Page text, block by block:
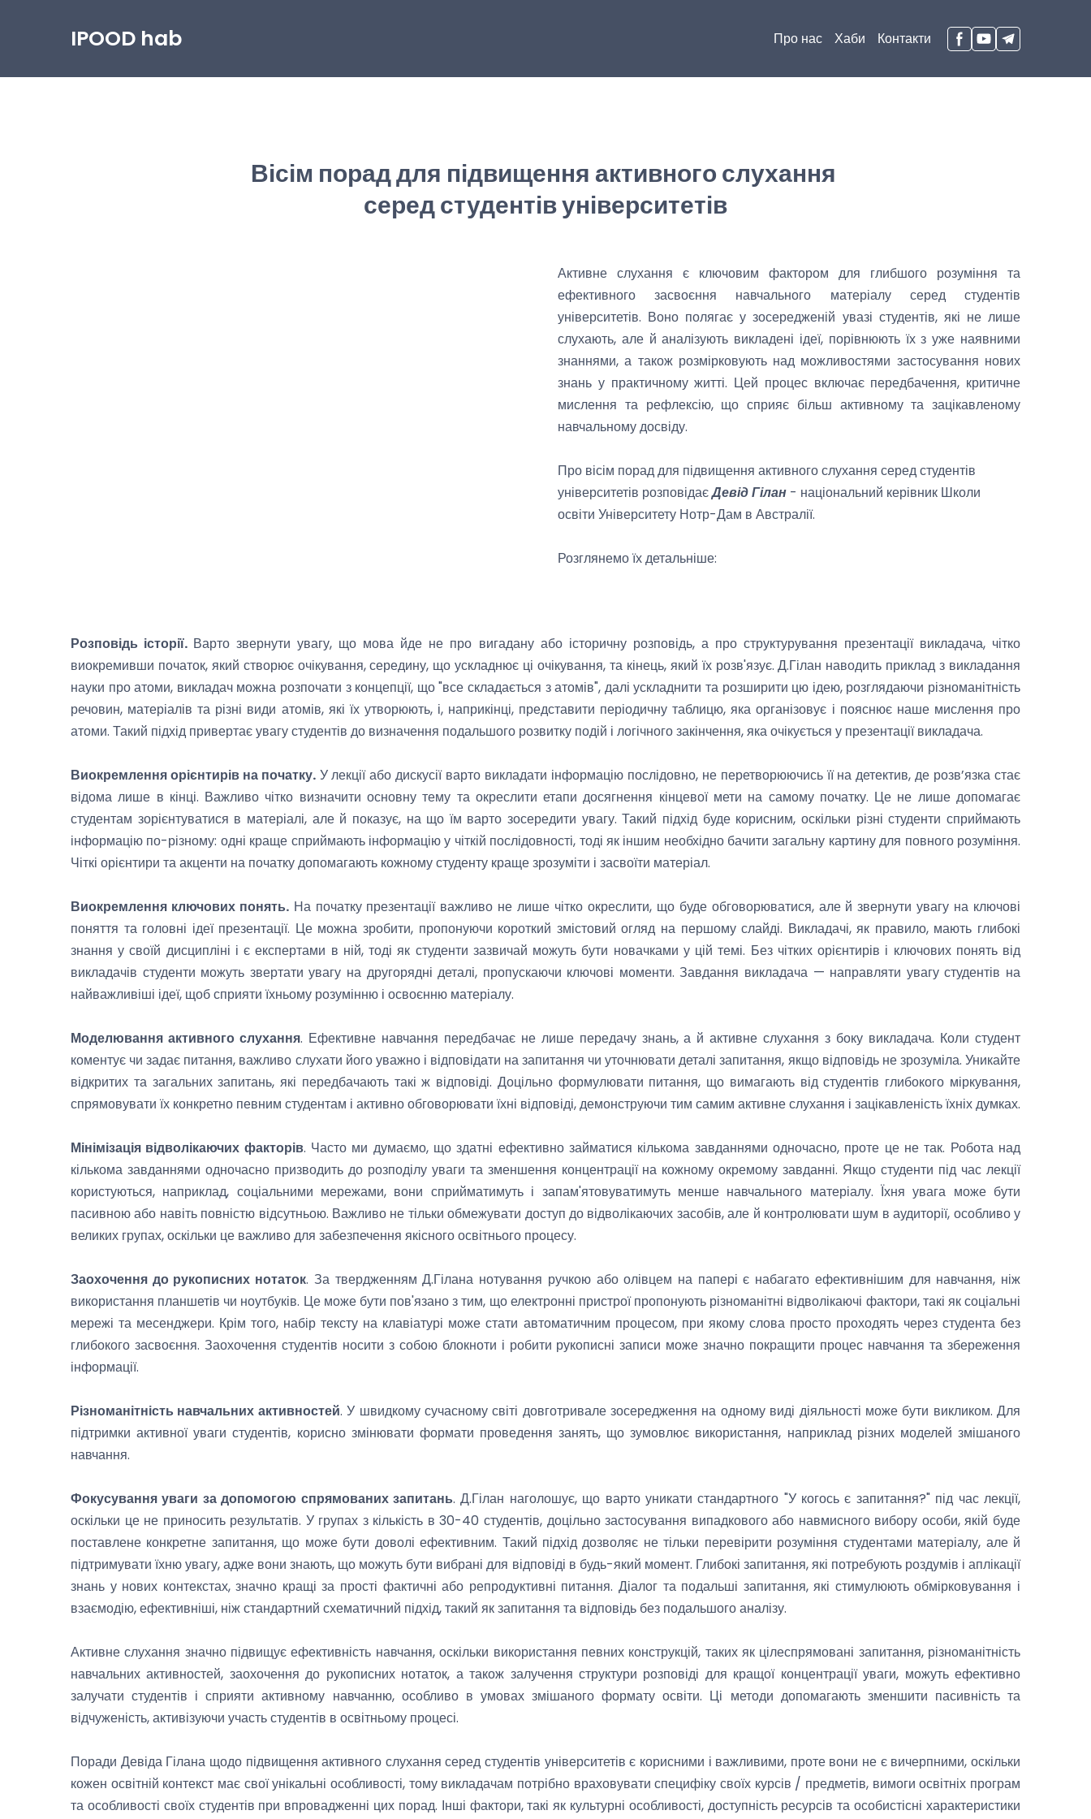
IPOOD hab Про нас Хаби Контакти
Вісім порад для підвищення активного слухання
серед студентів університетів
Активне слухання є ключовим фактором для глибшого розуміння та
ефективного засвоєння навчального матеріалу серед студентів
університетів. Воно полягає у зосередженій увазі студентів, які не лише
слухають, але й аналізують викладені ідеї, порівнюють їх з уже наявними
знаннями, а також розмірковують над можливостями застосування нових
знань у практичному житті. Цей процес включає передбачення, критичне
мислення та рефлексію, що сприяє більш активному та зацікавленому
навчальному досвіду.
Про вісім порад для підвищення активного слухання серед студентів
університетів розповідаєДевід Гілан - національний керівник Школи
освіти Університету Нотр-Дам в Австралії.
Розглянемо їх детальніше:
Розповідь історії. Варто звернути увагу, що мова йде не про вигадану або історичну розповідь, а про структурування презентації викладача, чітко
виокремивши початок, який створює очікування, середину, що ускладнює ці очікування, та кінець, який їх розв'язує. Д.Гілан наводить приклад з викладання
науки про атоми, викладач можна розпочати з концепції, що "все складається з атомів", далі ускладнити та розширити цю ідею, розглядаючи різноманітність
речовин, матеріалів та різні види атомів, які їх утворюють, і, наприкінці, представити періодичну таблицю, яка організовує і пояснює наше мислення про
атоми. Такий підхід привертає увагу студентів до визначення подальшого розвитку подій і логічного закінчення, яка очікується у презентації викладача.
Виокремлення орієнтирів на початку.У лекції або дискусії варто викладати інформацію послідовно, не перетворюючись її на детектив, де розв’язка стає
відома лише в кінці. Важливо чітко визначити основну тему та окреслити етапи досягнення кінцевої мети на самому початку. Це не лише допомагає
студентам зорієнтуватися в матеріалі, але й показує, на що їм варто зосередити увагу. Такий підхід буде корисним, оскільки різні студенти сприймають
інформацію по-різному: одні краще сприймають інформацію у чіткій послідовності, тоді як іншим необхідно бачити загальну картину для повного розуміння.
Чіткі орієнтири та акценти на початку допомагають кожному студенту краще зрозуміти і засвоїти матеріал.
Виокремлення ключових понять.На початку презентації важливо не лише чітко окреслити, що буде обговорюватися, але й звернути увагу на ключові
поняття та головні ідеї презентації. Це можна зробити, пропонуючи короткий змістовий огляд на першому слайді. Викладачі, як правило, мають глибокі
знання у своїй дисципліні і є експертами в ній, тоді як студенти зазвичай можуть бути новачками у цій темі. Без чітких орієнтирів і ключових понять від
викладачів студенти можуть звертати увагу на другорядні деталі, пропускаючи ключові моменти. Завдання викладача — направляти увагу студентів на
найважливіші ідеї, щоб сприяти їхньому розумінню і освоєнню матеріалу.
Моделювання активного слухання. Ефективне навчання передбачає не лише передачу знань, а й активне слухання з боку викладача. Коли студент
коментує чи задає питання, важливо слухати його уважно і відповідати на запитання чи уточнювати деталі запитання, якщо відповідь не зрозуміла. Уникайте
відкритих та загальних запитань, які передбачають такі ж відповіді. Доцільно формулювати питання, що вимагають від студентів глибокого міркування,
спрямовувати їх конкретно певним студентам і активно обговорювати їхні відповіді, демонструючи тим самим активне слухання і зацікавленість їхніх думках.
Мінімізація відволікаючих факторів. Часто ми думаємо, що здатні ефективно займатися кількома завданнями одночасно, проте це не так. Робота над
кількома завданнями одночасно призводить до розподілу уваги та зменшення концентрації на кожному окремому завданні. Якщо студенти під час лекції
користуються, наприклад, соціальними мережами, вони сприйматимуть і запам'ятовуватимуть менше навчального матеріалу. Їхня увага може бути
пасивною або навіть повністю відсутньою. Важливо не тільки обмежувати доступ до відволікаючих засобів, але й контролювати шум в аудиторії, особливо у
великих групах, оскільки це важливо для забезпечення якісного освітнього процесу.
Заохочення до рукописних нотаток. За твердженням Д.Гілана нотування ручкою або олівцем на папері є набагато ефективнішим для навчання, ніж
використання планшетів чи ноутбуків. Це може бути пов'язано з тим, що електронні пристрої пропонують різноманітні відволікаючі фактори, такі як соціальні
мережі та месенджери. Крім того, набір тексту на клавіатурі може стати автоматичним процесом, при якому слова просто проходять через студента без
глибокого засвоєння. Заохочення студентів носити з собою блокноти і робити рукописні записи може значно покращити процес навчання та збереження
інформації.
Різноманітність навчальних активностей. У швидкому сучасному світі довготривале зосередження на одному виді діяльності може бути викликом. Для
підтримки активної уваги студентів, корисно змінювати формати проведення занять, що зумовлює використання, наприклад різних моделей змішаного
навчання.
Фокусування уваги за допомогою спрямованих запитань. Д.Гілан наголошує, що варто уникати стандартного "У когось є запитання?" під час лекції,
оскільки це не приносить результатів. У групах з кількість в 30-40 студентів, доцільно застосування випадкового або навмисного вибору особи, якій буде
поставлене конкретне запитання, що може бути доволі ефективним. Такий підхід дозволяє не тільки перевірити розуміння студентами матеріалу, але й
підтримувати їхню увагу, адже вони знають, що можуть бути вибрані для відповіді в будь-який момент. Глибокі запитання, які потребують роздумів і аплікації
знань у нових контекстах, значно кращі за прості фактичні або репродуктивні питання. Діалог та подальші запитання, які стимулюють обмірковування і
взаємодію, ефективніші, ніж стандартний схематичний підхід, такий як запитання та відповідь без подальшого аналізу.
Активне слухання значно підвищує ефективність навчання, оскільки використання певних конструкцій, таких як цілеспрямовані запитання, різноманітність
навчальних активностей, заохочення до рукописних нотаток, а також залучення структури розповіді для кращої концентрації уваги, можуть ефективно
залучати студентів і сприяти активному навчанню, особливо в умовах змішаного формату освіти. Ці методи допомагають зменшити пасивність та
відчуженість, активізуючи участь студентів в освітньому процесі.
Поради Девіда Гілана щодо підвищення активного слухання серед студентів університетів є корисними і важливими, проте вони не є вичерпними, оскільки
кожен освітній контекст має свої унікальні особливості, тому викладачам потрібно враховувати специфіку своїх курсів / предметів, вимоги освітніх програм
та особливості своїх студентів при впровадженні цих порад. Інші фактори, такі як культурні особливості, доступність ресурсів та особистісні характеристики